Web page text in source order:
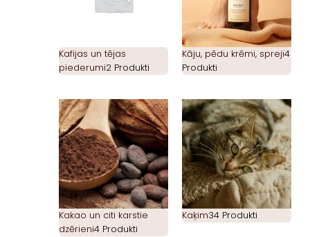
Kafijas un tējas
piederumi2 Produkti
Kāju, pēdu krēmi, spreji4
Produkti
Kakao un citi karstie
dzērieni4 Produkti
Kaķim34 Produkti